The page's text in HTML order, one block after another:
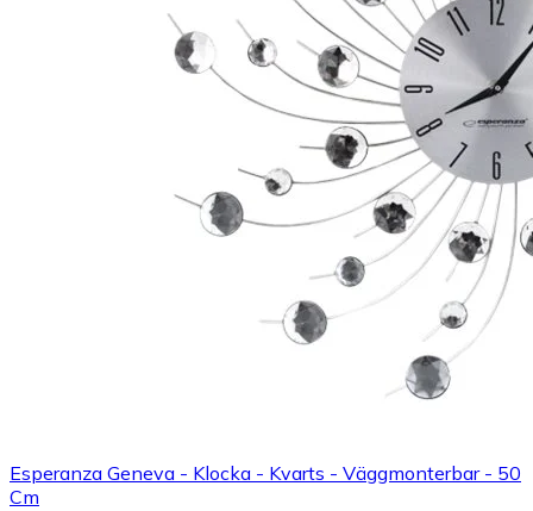
Esperanza Geneva - Klocka - Kvarts - Väggmonterbar - 50
Cm